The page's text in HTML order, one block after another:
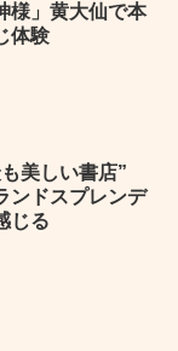
様」黄大仙で本
体験
美しい書店”
ンドスプレンデ
じる